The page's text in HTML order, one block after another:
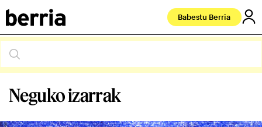
Babestu Berria
Neguko izarrak